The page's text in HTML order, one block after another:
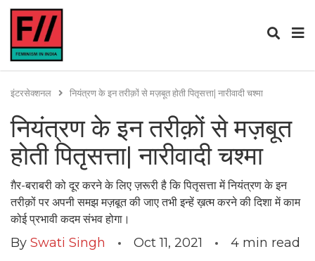
इंटरसेक्शनल नियंत्रण के इन तरीक़ों से मज़बूत होती पितृसत्ता| नारीवादी चश्मा
नियंत्रण के इन तरीक़ों से मज़बूत
होती पितृसत्ता| नारीवादी चश्मा
ग़ैर-बराबरी को दूर करने के लिए ज़रूरी है कि पितृसत्ता में नियंत्रण के इन
तरीक़ों पर अपनी समझ मज़बूत की जाए तभी इन्हें ख़त्म करने की दिशा में काम
कोई प्रभावी कदम संभव होगा।
By Swati Singh Oct 11, 2021 4 min read